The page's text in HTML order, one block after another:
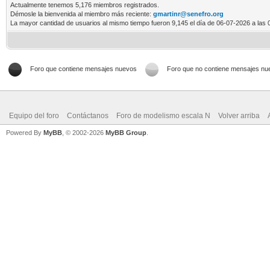
Actualmente tenemos 5,176 miembros registrados.
Démosle la bienvenida al miembro más reciente: gmartinr@senefro.org
La mayor cantidad de usuarios al mismo tiempo fueron 9,145 el día de 06-07-2026 a las
Foro que contiene mensajes nuevos Foro que no contiene mensajes
Equipo del foro Contáctanos Foro de modelismo escala N Volver arriba
Powered By MyBB , © 2002-2026 MyBB Group